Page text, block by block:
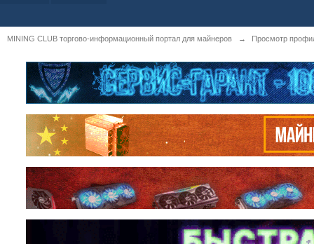
MINING CLUB торгово-информационный портал для майнеров → Просмотр